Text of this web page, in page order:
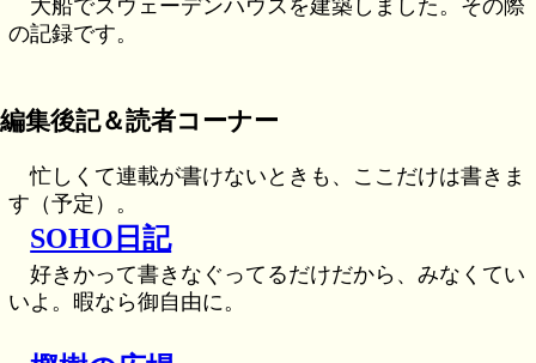
大船でスウェーデンハウスを建築しました。その際
の記録です。
編集後記＆読者コーナー
忙しくて連載が書けないときも、ここだけは書きま
す（予定）。
SOHO日記
好きかって書きなぐってるだけだから、みなくてい
いよ。暇なら御自由に。